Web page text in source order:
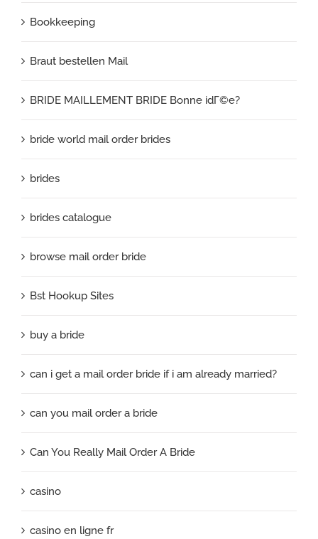
Bookkeeping
Braut bestellen Mail
BRIDE MAILLEMENT BRIDE Bonne idГ©e?
bride world mail order brides
brides
brides catalogue
browse mail order bride
Bst Hookup Sites
buy a bride
can i get a mail order bride if i am already married?
can you mail order a bride
Can You Really Mail Order A Bride
casino
casino en ligne fr